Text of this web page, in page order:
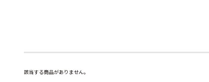
該当する商品がありません。